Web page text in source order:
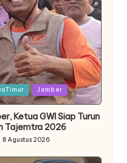
Jember
Ketua GWI Siap Turun
Tajemtra 2026
8 Agustus 2026